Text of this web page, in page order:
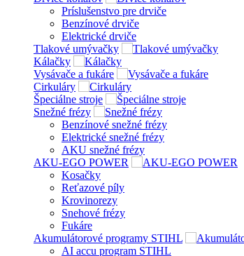
Príslušenstvo pre drviče
Benzínové drviče
Elektrické drviče
Tlakové umývačky
Kálačky
Vysávače a fukáre
Cirkuláry
Špeciálne stroje
Snežné frézy
Benzínové snežné frézy
Elektrické snežné frézy
AKU snežné frézy
AKU-EGO POWER
Kosačky
Reťazové píly
Krovinorezy
Snehové frézy
Fukáre
Akumulátorové programy STIHL
AI accu program STIHL